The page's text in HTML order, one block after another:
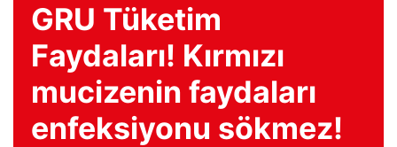
GRU Tüketim
Faydaları! Kırmızı
mucizenin faydaları
enfeksiyonu sökmez!